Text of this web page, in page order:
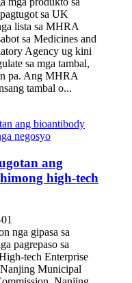
sa UK
lista sa MHRA
sa Medicines and
Agency ug kini
sa mga tambal,
pa. Ang MHRA
tambal o...
ang
high-tech
nga gipasa sa
pagrepaso sa
tech Enterprise
Municipal